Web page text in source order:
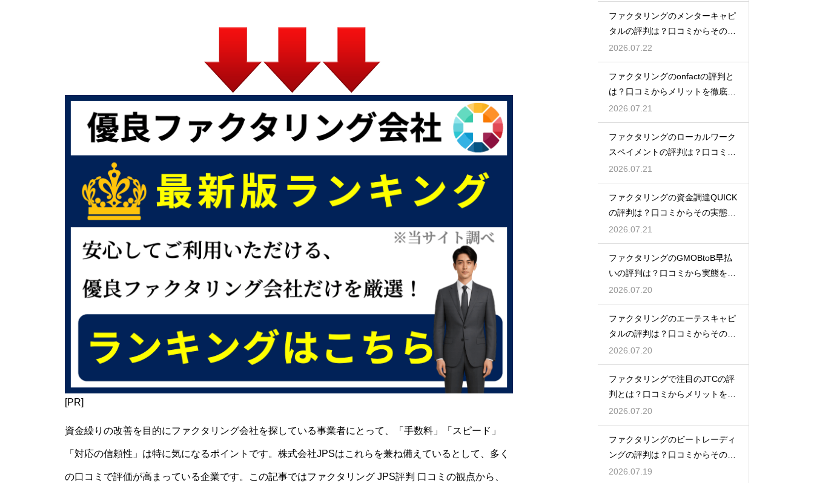
[PR]
資金繰りの改善を目的にファクタリング会社を探している事業者にとって、「手数料」「スピード」
「対応の信頼性」は特に気になるポイントです。株式会社JPSはこれらを兼ね備えているとして、多く
の口コミで評価が高まっている企業です。この記事ではファクタリング JPS評判 口コミの観点から、
ファクタリングのメンターキャピ
タルの評判は？口コミからその実
態を徹底解説
2026.07.22
ファクタリングのonfactの評判と
は？口コミからメリットを徹底解
説
2026.07.21
ファクタリングのローカルワーク
スペイメントの評判は？口コミで
実態を解説
2026.07.21
ファクタリングの資金調達QUICK
の評判は？口コミからその実態を
徹底解説
2026.07.21
ファクタリングのGMOBtoB早払
いの評判は？口コミから実態を徹
底解説
2026.07.20
ファクタリングのエーテスキャピ
タルの評判は？口コミからその実
態を徹底解説
2026.07.20
ファクタリングで注目のJTCの評
判とは？口コミからメリットを徹
底解説
2026.07.20
ファクタリングのビートレーディ
ングの評判は？口コミからその実
態を徹底解説
2026.07.19